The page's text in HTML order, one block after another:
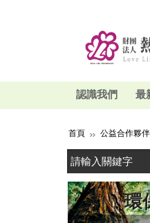
認識我們 最
首頁 公益合作夥伴
環